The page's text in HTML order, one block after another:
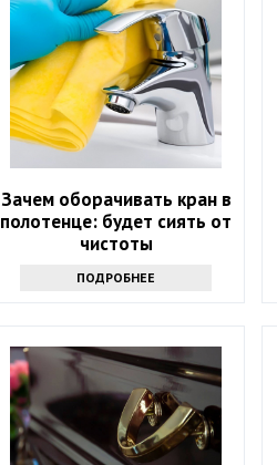
Зачем оборачивать кран в
полотенце: будет сиять от
чистоты
ПОДРОБНЕЕ